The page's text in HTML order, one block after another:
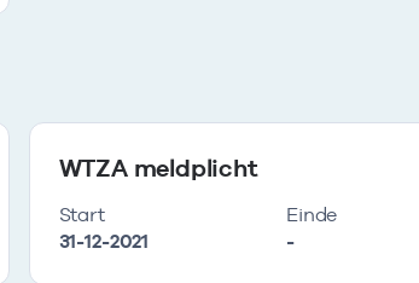
WTZA meldplicht
Start
31-12-2021
Einde
-